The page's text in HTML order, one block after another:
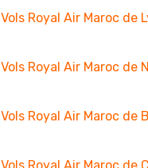
Vols Royal Air Maroc de
Vols Royal Air Maroc de
Vols Royal Air Maroc de